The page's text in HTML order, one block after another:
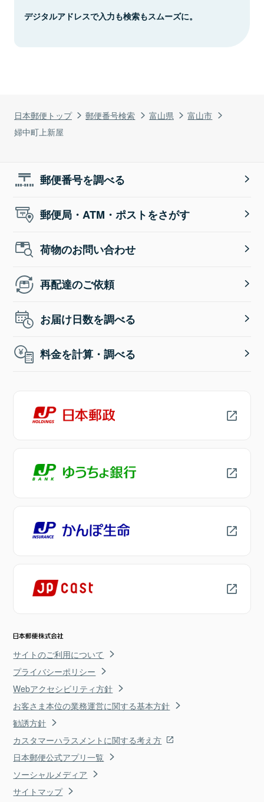
日本郵便トップ 郵便番号検索 富山県
富山市
婦中町上新屋
デジタルアドレスで入力も検索もスムーズに。
郵便番号を調べる
郵便局・ATM・ポストをさがす
荷物のお問い合わせ
再配達のご依頼
お届け日数を調べる
料金を計算・調べる
サイトのご利用について
プライバシーポリシー
Webアクセシビリティ方針
お客さま本位の業務運営に関する基本方針
勧誘方針
カスタマーハラスメントに関する考え方
日本郵便公式アプリ一覧
ソーシャルメディア
サイトマップ